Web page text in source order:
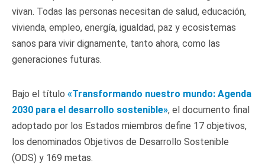
vivan. Todas las personas necesitan de salud, educación,
vivienda, empleo, energía, igualdad, paz y ecosistemas
sanos para vivir dignamente, tanto ahora, como las
generaciones futuras.
Bajo el título «Transformando nuestro mundo: Agenda
2030 para el desarrollo sostenible», el documento final
adoptado por los Estados miembros define 17 objetivos,
los denominados Objetivos de Desarrollo Sostenible
(ODS) y 169 metas.